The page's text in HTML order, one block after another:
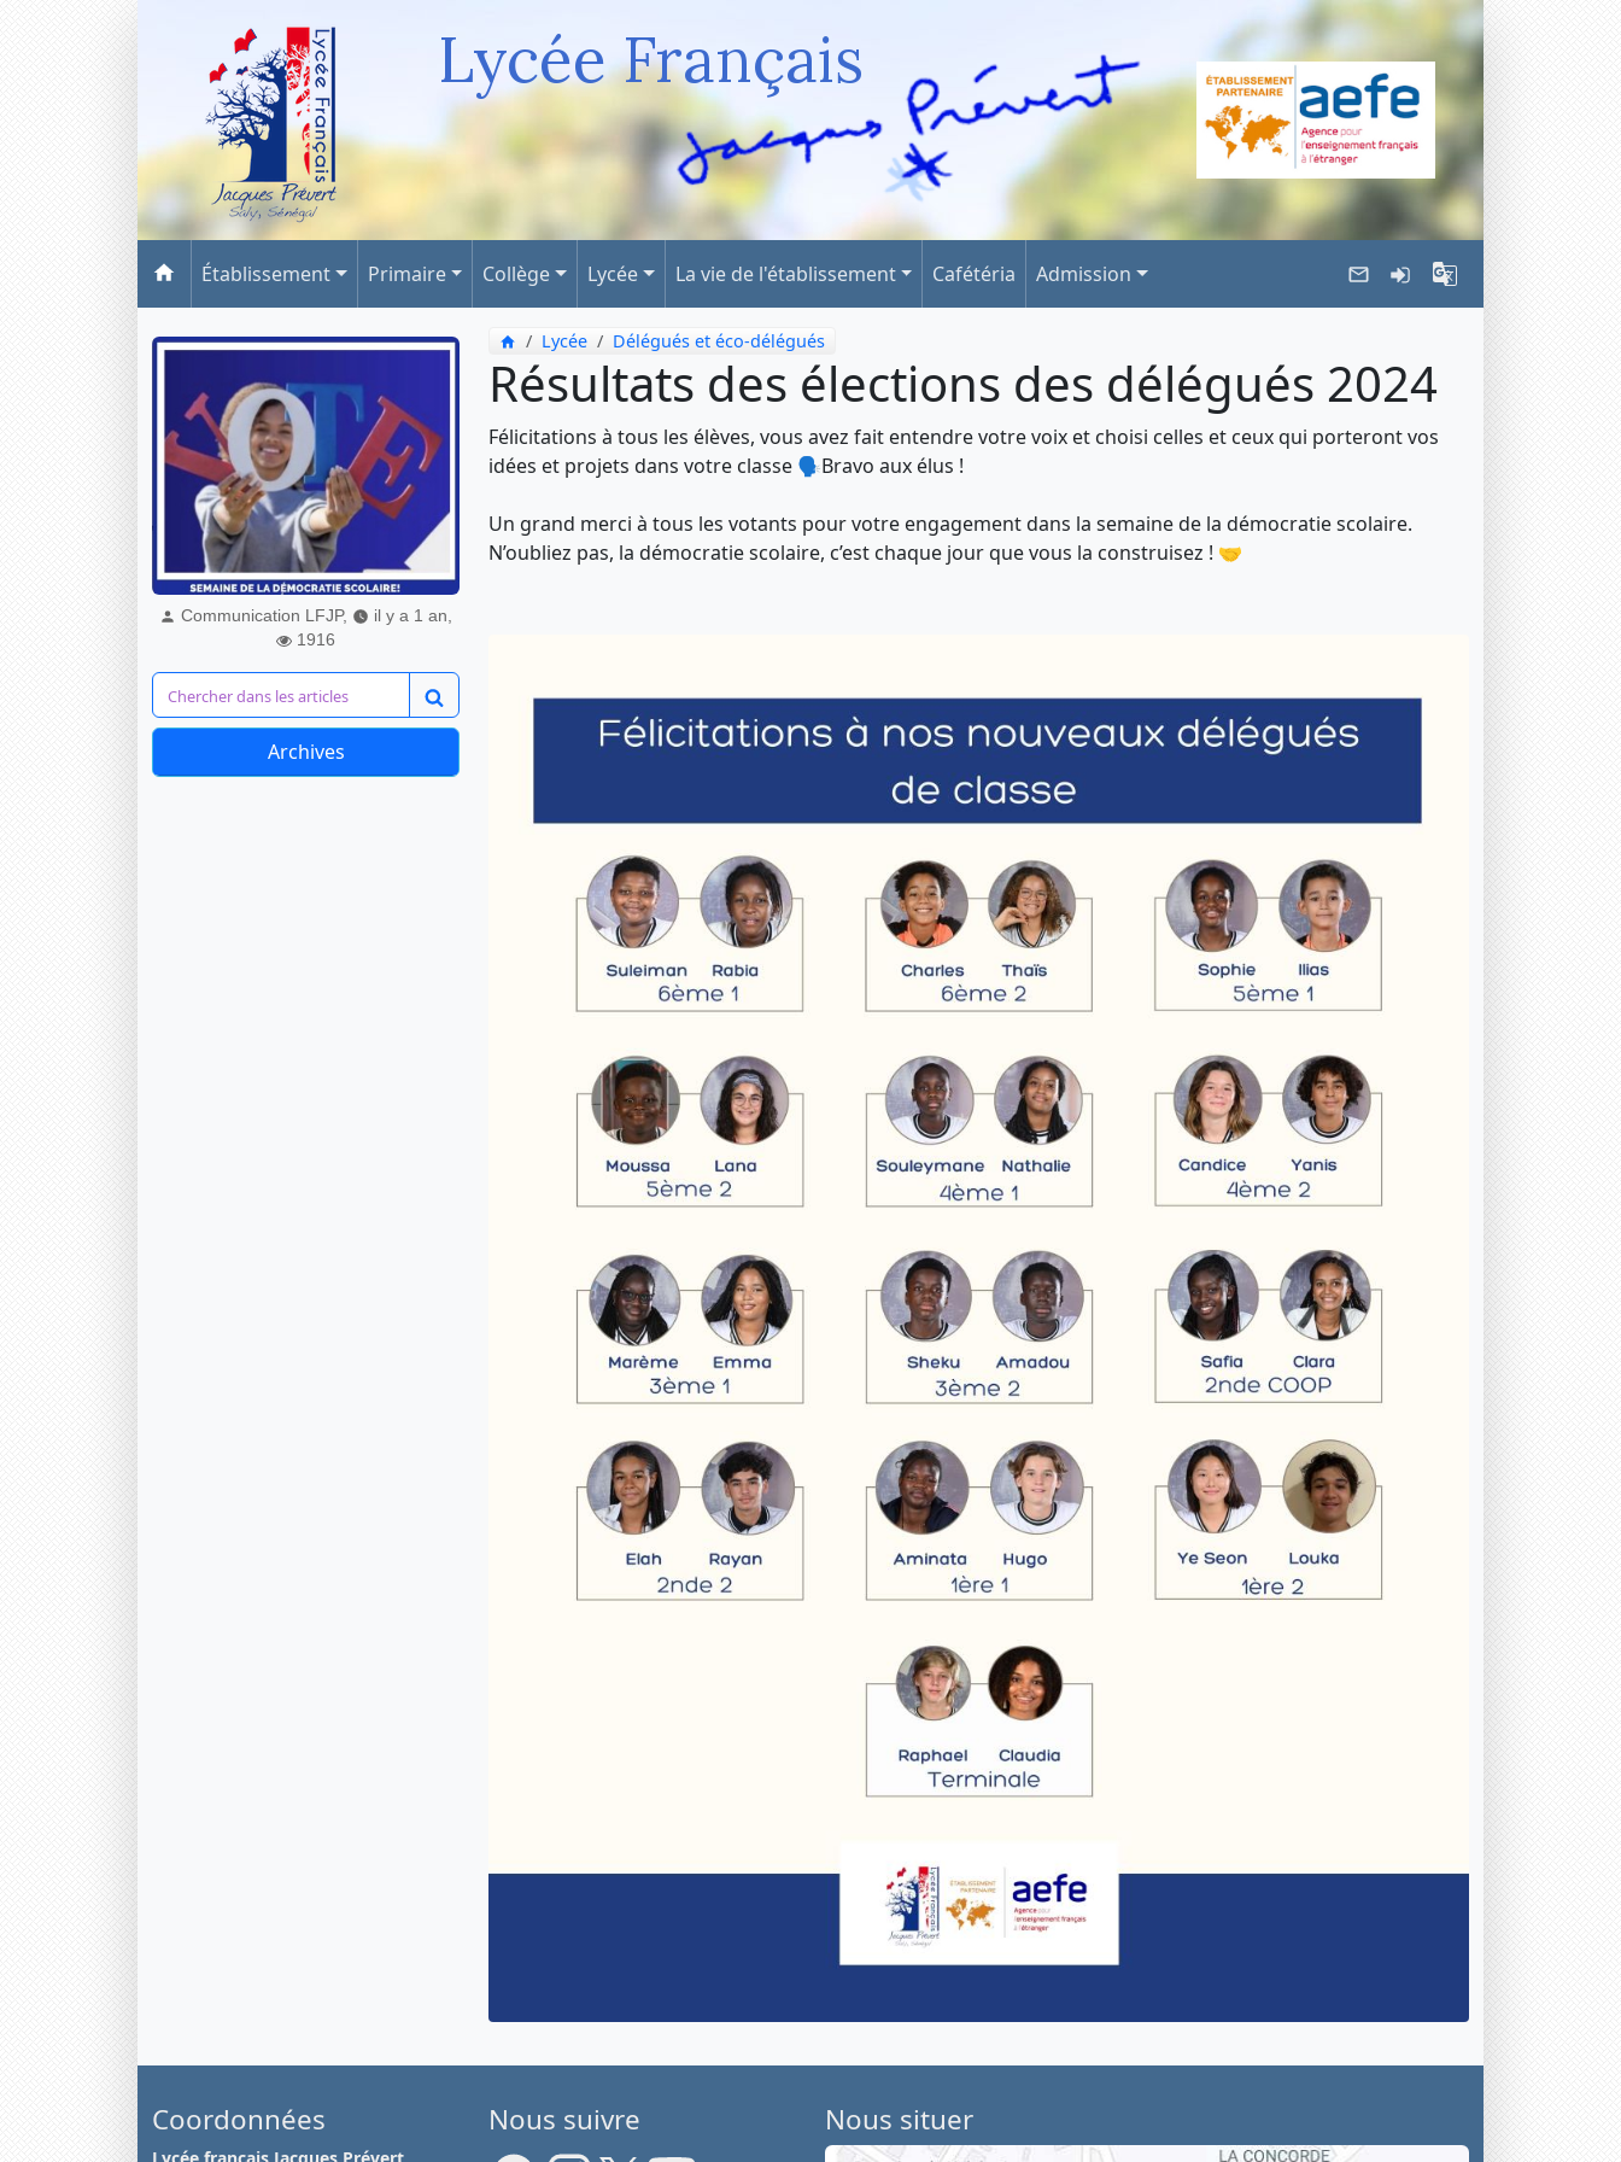
Lycée Français
Établissement Primaire Collège Lycée La vie de l'établissement Cafétéria Admission
Communication LFJP,
il y a 1 an,
1916
Archives
Lycée Délégués et éco-délégués
Résultats des élections des délégués 2024
Félicitations à tous les élèves, vous avez fait entendre votre voix et choisi celles et ceux qui porteront vos
idées et projets dans votre classe 🗣️Bravo aux élus !
Un grand merci à tous les votants pour votre engagement dans la semaine de la démocratie scolaire.
N’oubliez pas, la démocratie scolaire, c’est chaque jour que vous la construisez ! 🤝
Coordonnées
Lycée français Jacques Prévert
Nous suivre Nous situer